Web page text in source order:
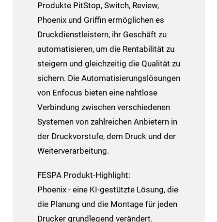
Produkte PitStop, Switch, Review,
Phoenix und Griffin ermöglichen es
Druckdienstleistern, ihr Geschäft zu
automatisieren, um die Rentabilität zu
steigern und gleichzeitig die Qualität zu
sichern. Die Automatisierungslösungen
von Enfocus bieten eine nahtlose
Verbindung zwischen verschiedenen
Systemen von zahlreichen Anbietern in
der Druckvorstufe, dem Druck und der
Weiterverarbeitung.
FESPA Produkt-Highlight:
Phoenix - eine KI-gestützte Lösung, die
die Planung und die Montage für jeden
Drucker grundlegend verändert.